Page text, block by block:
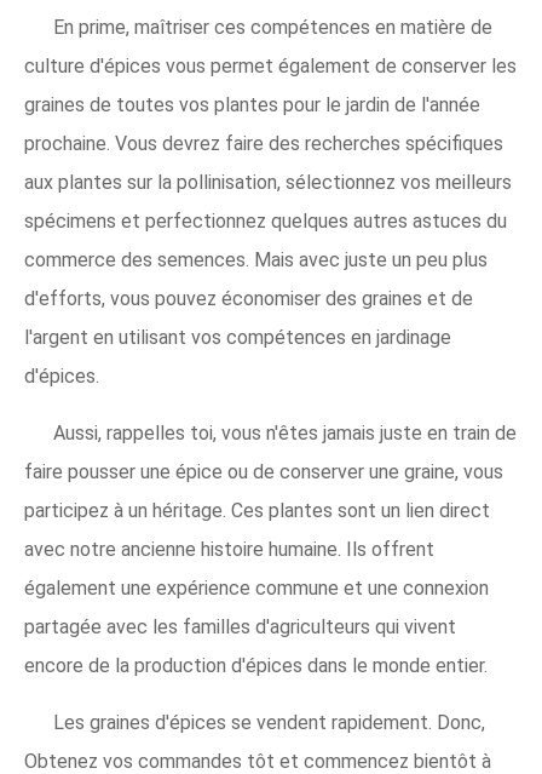
En prime, maîtriser ces compétences en matière de
culture d'épices vous permet également de conserver les
graines de toutes vos plantes pour le jardin de l'année
prochaine. Vous devrez faire des recherches spécifiques
aux plantes sur la pollinisation, sélectionnez vos meilleurs
spécimens et perfectionnez quelques autres astuces du
commerce des semences. Mais avec juste un peu plus
d'efforts, vous pouvez économiser des graines et de
l'argent en utilisant vos compétences en jardinage
d'épices.
Aussi, rappelles toi, vous n'êtes jamais juste en train de
faire pousser une épice ou de conserver une graine, vous
participez à un héritage. Ces plantes sont un lien direct
avec notre ancienne histoire humaine. Ils offrent
également une expérience commune et une connexion
partagée avec les familles d'agriculteurs qui vivent
encore de la production d'épices dans le monde entier.
Les graines d'épices se vendent rapidement. Donc,
Obtenez vos commandes tôt et commencez bientôt à